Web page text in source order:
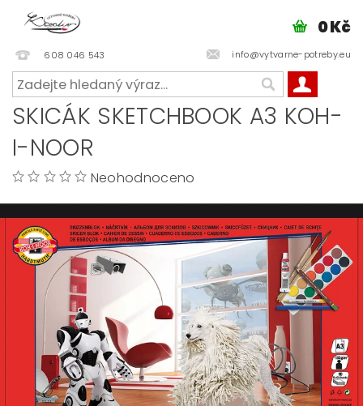
608 046 543 info@vytvarne-potreby.eu
0 Kč
SKICÁK SKETCHBOOK A3 KOH-
I-NOOR
Neohodnoceno